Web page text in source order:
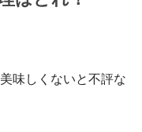
味しくないと不評な